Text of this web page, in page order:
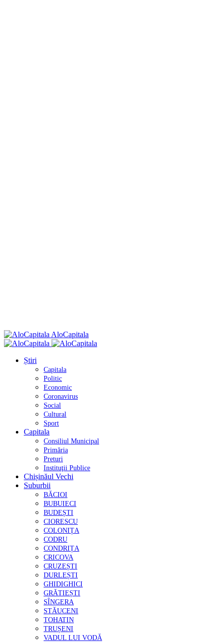
AloCapitala
Știri
Capitala
Politic
Economic
Coronavirus
Social
Cultural
Sport
Capitala
Consiliul Municipal
Primăria
Preturi
Instituţii Publice
Chișinăul Vechi
Suburbii
BĂCIOI
BUBUIECI
BUDEȘTI
CIORESCU
COLONIȚA
CODRU
CONDRIȚA
CRICOVA
CRUZEȘTI
DURLEȘTI
GHIDIGHICI
GRĂTIEȘTI
SÎNGERA
STĂUCENI
TOHATIN
TRUȘENI
VADUL LUI VODĂ